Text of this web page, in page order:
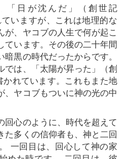
「日が沈んだ」（創世記
いますが、これは地理的な
が、ヤコブの人生で何が起こ
ています。その後の二十年間
暗黒の時代だったからです。
では、「太陽が昇った」（創
かれています。これもまた地
、ヤコブもついに神の光の中
心のように、時代を超えて
た多くの信仰者も、神と二回
一回目は、回心して神の家